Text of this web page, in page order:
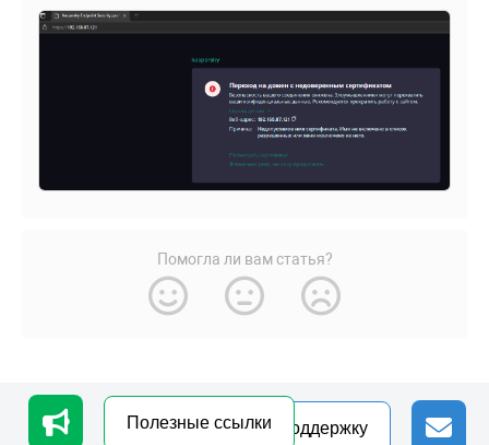
Помогла ли вам статья?
Обработка персональных данных
Обращение в техподдержку
Полезные ссылки